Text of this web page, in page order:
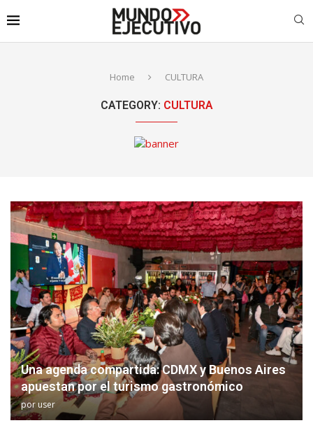
Home CULTURA
CATEGORY: CULTURA
Una agenda compartida: CDMX y Buenos Aires
apuestan por el turismo gastronómico
por user